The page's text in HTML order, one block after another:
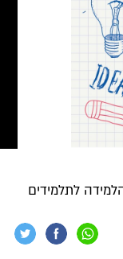
הלמידה לתלמידים